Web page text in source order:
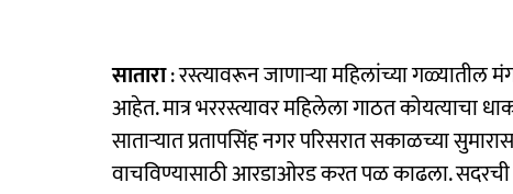
सातारा: रस्त्यावरून जाणाऱ्या महिलांच्या गळ्यातील
आहेत. मात्र भररस्त्यावर महिलेला गाठत कोयत्याचा
साताऱ्यात प्रतापसिंह नगर परिसरात सकाळच्या
वाचविण्यासाठी आरडाओरड करत पळ काढला.